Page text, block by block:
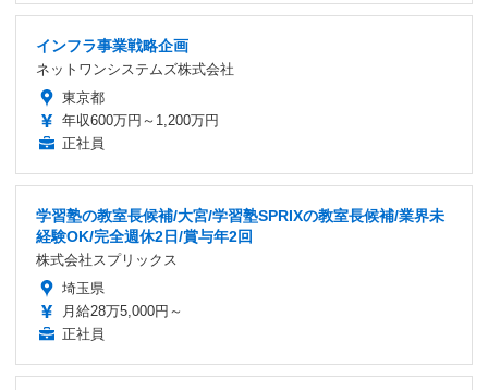
インフラ事業戦略企画
ネットワンシステムズ株式会社
東京都
年収600万円～1,200万円
正社員
学習塾の教室長候補/大宮/学習塾SPRIXの教室長候補/業界未
経験OK/完全週休2日/賞与年2回
株式会社スプリックス
埼玉県
月給28万5,000円～
正社員